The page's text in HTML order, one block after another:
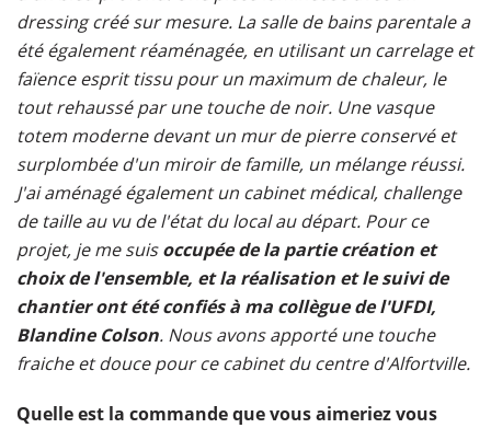
dressing créé sur mesure. La salle de bains parentale a
été également réaménagée, en utilisant un carrelage et
faïence esprit tissu pour un maximum de chaleur, le
tout rehaussé par une touche de noir. Une vasque
totem moderne devant un mur de pierre conservé et
surplombée d'un miroir de famille, un mélange réussi.
J'ai aménagé également un cabinet médical, challenge
de taille au vu de l'état du local au départ. Pour ce
projet, je me suisoccupée de la partie création et
choix de l'ensemble, et la réalisation et le suivi de
chantier ont été confiés à ma collègue de l'UFDI,
Blandine Colson. Nous avons apporté une touche
fraiche et douce pour ce cabinet du centre d'Alfortville.
Quelle est la commande que vous aimeriez vous